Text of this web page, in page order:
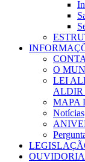
O
LEI
MAPA
Notícias
OUVIDORIA